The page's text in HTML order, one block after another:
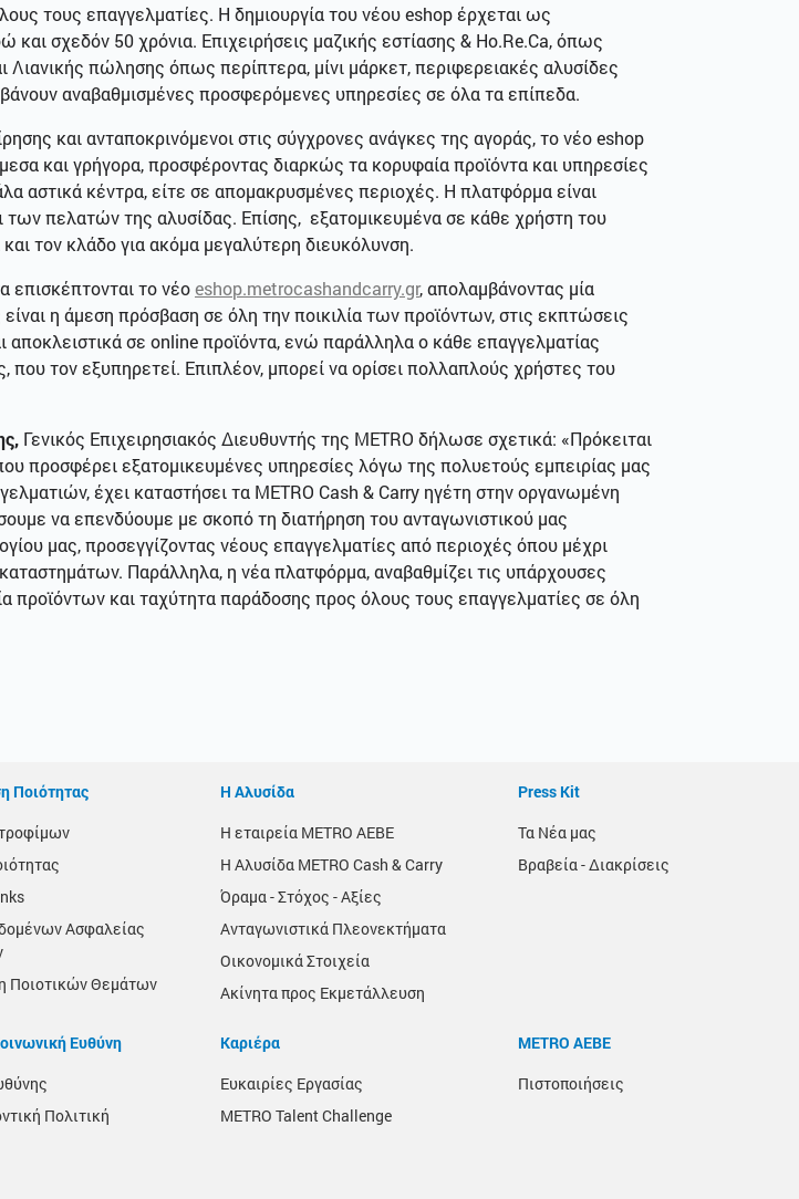
τους επαγγελματίες. Η δημιουργία του νέου eshop έρχεται ως
σχεδόν 50 χρόνια. Επιχειρήσεις μαζικής εστίασης & Ho.Re.Ca, όπως
Λιανικής πώλησης όπως περίπτερα, μίνι μάρκετ, περιφερειακές αλυσίδες
αναβαθμισμένες προσφερόμενες υπηρεσίες σε όλα τα επίπεδα.
και ανταποκρινόμενοι στις σύγχρονες ανάγκες της αγοράς, το νέο eshop
και γρήγορα, προσφέροντας διαρκώς τα κορυφαία προϊόντα και υπηρεσίες
αστικά κέντρα, είτε σε απομακρυσμένες περιοχές. Η πλατφόρμα είναι
των πελατών της αλυσίδας. Επίσης, εξατομικευμένα σε κάθε χρήστη του
τον κλάδο για ακόμα μεγαλύτερη διευκόλυνση.
επισκέπτονται το νέοeshop.metrocashandcarry.gr, απολαμβάνοντας μία
η άμεση πρόσβαση σε όλη την ποικιλία των προϊόντων, στις εκπτώσεις
σε online προϊόντα, ενώ παράλληλα ο κάθε επαγγελματίας
τον εξυπηρετεί. Επιπλέον, μπορεί να ορίσει πολλαπλούς χρήστες του
Γενικός Επιχειρησιακός Διευθυντής της METRO δήλωσε σχετικά: «Πρόκειται
προσφέρει εξατομικευμένες υπηρεσίες λόγω της πολυετούς εμπειρίας μας
έχει καταστήσει τα METRO Cash & Carry ηγέτη στην οργανωμένη
να επενδύουμε με σκοπό τη διατήρηση του ανταγωνιστικού μας
μας, προσεγγίζοντας νέους επαγγελματίες από περιοχές όπου μέχρι
Παράλληλα, η νέα πλατφόρμα, αναβαθμίζει τις υπάρχουσες
προϊόντων και ταχύτητα παράδοσης προς όλους τους επαγγελματίες σε όλη
Ποιότητας
Ασφαλείας
Ποιοτικών Θεμάτων
Η Αλυσίδα
Η εταιρεία METRO AEBE
Η Αλυσίδα METRO Cash & Carry
Όραμα - Στόχος - Αξίες
Ανταγωνιστικά Πλεονεκτήματα
Οικονομικά Στοιχεία
Ακίνητα προς Εκμετάλλευση
Press Kit
Τα Νέα μας
Βραβεία - Διακρίσεις
Ευθύνη
Πολιτική
Καριέρα
Ευκαιρίες Εργασίας
METRO Talent Challenge
METRO ΑΕΒΕ
Πιστοποιήσεις